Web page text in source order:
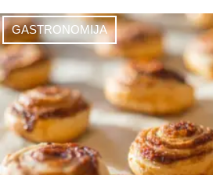
GASTRONOMIJA